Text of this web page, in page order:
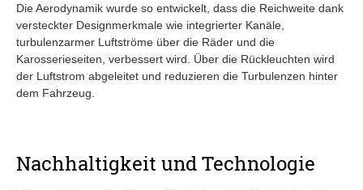
Die Aerodynamik wurde so entwickelt, dass die Reichweite dank
versteckter Designmerkmale wie integrierter Kanäle,
turbulenzarmer Luftströme über die Räder und die
Karosserieseiten, verbessert wird. Über die Rückleuchten wird
der Luftstrom abgeleitet und reduzieren die Turbulenzen hinter
dem Fahrzeug.
Nachhaltigkeit und Technologie